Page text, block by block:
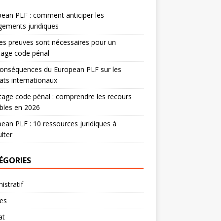
PLF : comment anticiper les
juridiques
preuves sont nécessaires pour un
code pénal
du European PLF sur les
internationaux
code pénal : comprendre les recours
en 2026
PLF : 10 ressources juridiques à